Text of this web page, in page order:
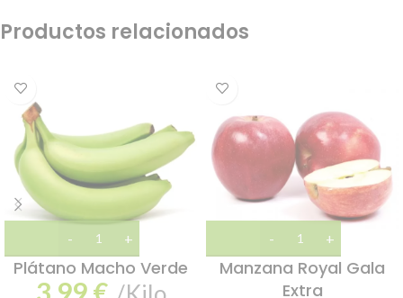
Productos relacionados
Plátano Macho Verde
3,99€
Manzana Royal Gala
Extra